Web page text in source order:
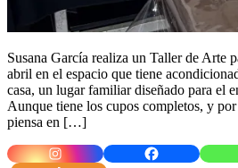
Susana García realiza un Taller de Arte
abril en el espacio que tiene
casa, un lugar familiar diseñado para el
Aunque tiene los cupos completos, y
piensa en […]